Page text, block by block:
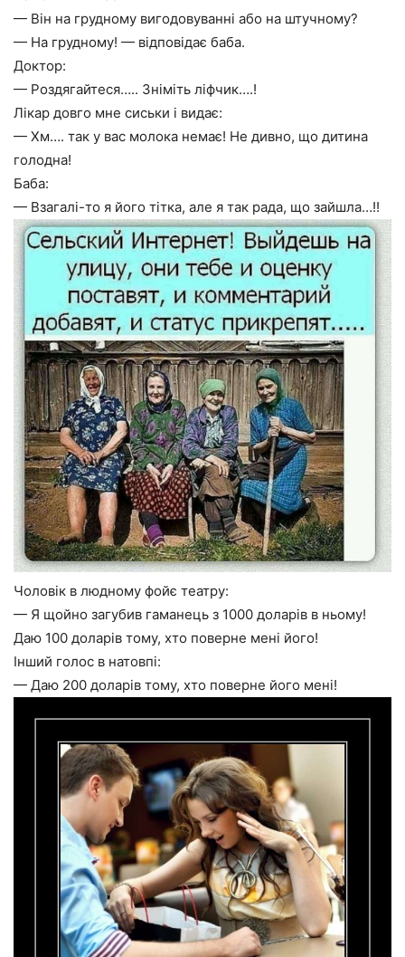
— Він на грудному вигодовуванні або на штучному?
— На грудному! — відповідає баба.
Доктор:
— Роздягайтеся….. Зніміть ліфчик….!
Лікар довго мне сиськи і видає:
— Хм…. так у вас молока немає! Не дивно, що дитина
голодна!
Баба:
— Взагалі-то я його тітка, але я так рада, що зайшла…!!
Чоловік в людному фойє театру:
— Я щойно загубив гаманець з 1000 доларів в ньому!
Даю 100 доларів тому, хто поверне мені його!
Інший голос в натовпі:
— Даю 200 доларів тому, хто поверне його мені!